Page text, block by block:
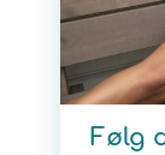
Følg